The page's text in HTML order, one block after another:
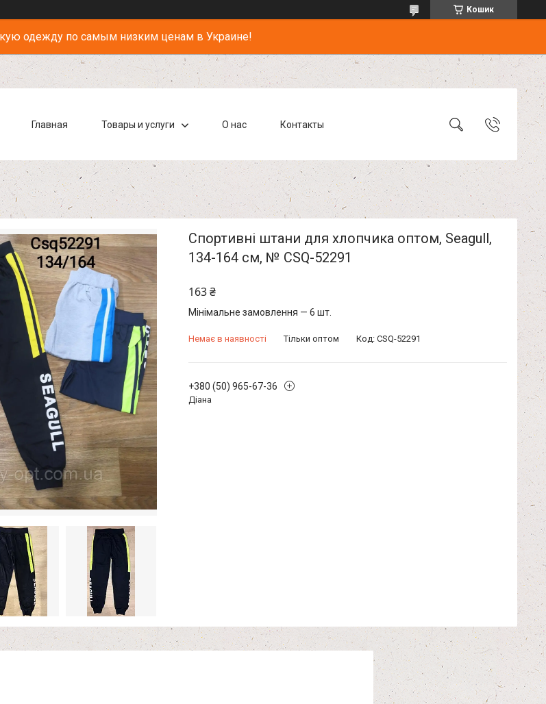
Кошик
одежду по самым низким ценам в Украине!
Главная Товары и услуги О нас Контакты
Спортивні штани для хлопчика оптом, Seagull,
134-164 см, № CSQ-52291
163 ₴
Мінімальне замовлення — 6 шт.
Немає в наявності Тільки оптом Код: CSQ-52291
+380 (50) 965-67-36
Діана